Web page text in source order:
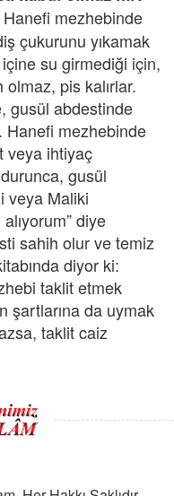
mezhebinde
çukurunu yıkamak
su girmediği için,
pis kalırlar.
gusül abdestinde
Hanefi mezhebinde
veya ihtiyaç
gusül
veya Maliki
diye
sahih olur ve temiz
diyor ki:
taklit etmek
şartlarına da uymak
taklit caiz